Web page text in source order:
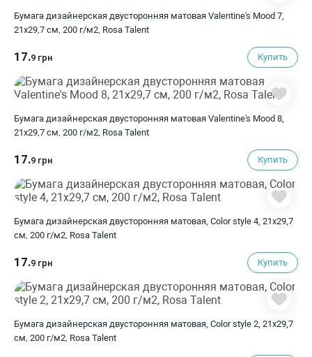
Бумага дизайнерская двусторонняя матовая Valentine's Mood 7,
21х29,7 см, 200 г/м2, Rosa Talent
17.9 грн Купить
Бумага дизайнерская двусторонняя матовая Valentine's Mood 8,
21х29,7 см, 200 г/м2, Rosa Talent
17.9 грн Купить
Бумага дизайнерская двусторонняя матовая, Color style 4, 21х29,7
см, 200 г/м2, Rosa Talent
17.9 грн Купить
Бумага дизайнерская двусторонняя матовая, Color style 2, 21х29,7
см, 200 г/м2, Rosa Talent